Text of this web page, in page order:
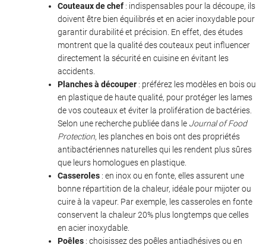
Couteaux de chef : indispensables pour la découpe, ils
doivent être bien équilibrés et en acier inoxydable pour
garantir durabilité et précision. En effet, des études
montrent que la qualité des couteaux peut influencer
directement la sécurité en cuisine en évitant les
accidents.
Planches à découper : préférez les modèles en bois ou
en plastique de haute qualité, pour protéger les lames
de vos couteaux et éviter la prolifération de bactéries.
Selon une recherche publiée dans le Journal of Food
Protection, les planches en bois ont des propriétés
antibactériennes naturelles qui les rendent plus sûres
que leurs homologues en plastique.
Casseroles : en inox ou en fonte, elles assurent une
bonne répartition de la chaleur, idéale pour mijoter ou
cuire à la vapeur. Par exemple, les casseroles en fonte
conservent la chaleur 20% plus longtemps que celles
en acier inoxydable.
Poêles : choisissez des poêles antiadhésives ou en